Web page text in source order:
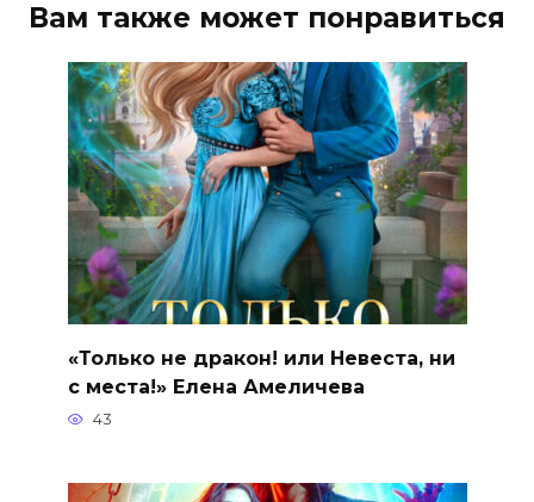
Вам также может понравиться
«Только не дракон! или Невеста, ни
с места!» Елена Амеличева
43